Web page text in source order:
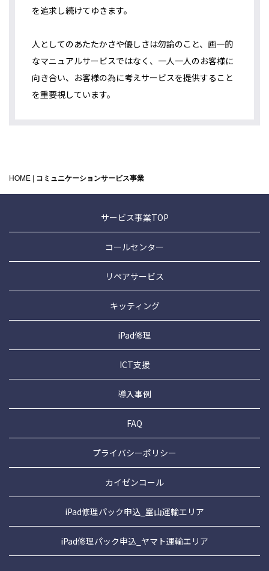
を追求し続けてゆきます。
人としてのあたたかさや優しさは勿論のこと、画一的
なマニュアルサービスではなく、一人一人のお客様に
向き合い、お客様の為に考えサービスを提供すること
を重要視しています。
HOME | コミュニケーションサービス事業
サービス事業TOP
コールセンター
リペアサービス
キッティング
iPad修理
ICT支援
導入事例
FAQ
プライバシーポリシー
カイゼンコール
iPad修理パック申込_室山運輸エリア
iPad修理パック申込_ヤマト運輸エリア